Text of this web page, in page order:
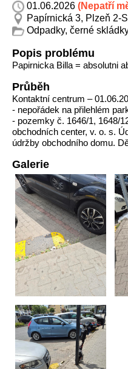
01.06.2026 (Nepatří
Papírnická 3, Plzeň 2-
Odpadky, černé
Popis problému
Papirnicka Billa = absolutni
Průběh
Kontaktní centrum –
- nepořádek na přilehlém
- pozemky č. 1646/1, 1648/
obchodních center, v. o. s.
údržby obchodního domu.
Galerie